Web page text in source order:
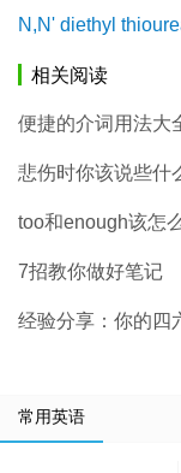
N,N' diethyl
相关阅读
便捷的介词用法大
悲伤时你该说些什
too和enough该怎
7招教你做好笔记
经验分享：你的四
常用英语